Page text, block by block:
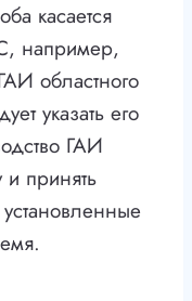
касается
например,
областного
указать его
ГАИ
и принять